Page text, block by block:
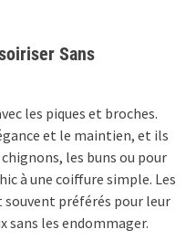
Sans
les piques et broches.
et le maintien, et ils
les buns ou pour
à une coiffure simple. Les
souvent préférés pour leur
sans les endommager.